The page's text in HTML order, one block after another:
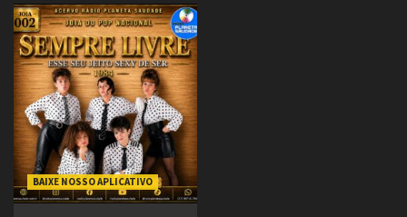
BAIXE NOSSO APLICATIVO